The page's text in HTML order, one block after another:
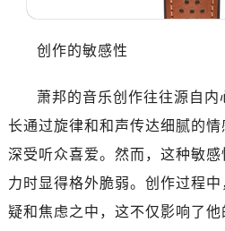
创作的敏感性
萧邦的音乐创作往往源自
长通过旋律和和声传达细腻的
深受听众喜爱。然而，这种敏
力时显得格外脆弱。创作过程
疑和焦虑之中，这不仅影响了